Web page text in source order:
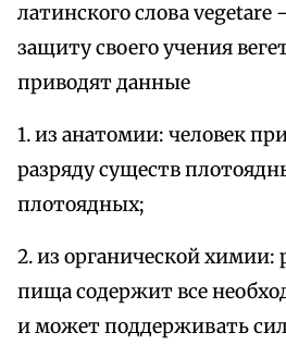
латинского слова
защиту своего учения
приводят данные
1. из анатомии: человек
разряду существ
плотоядных;
2. из органической химии:
пища содержит все
и может поддерживать